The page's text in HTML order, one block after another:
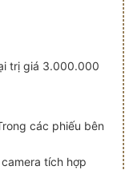
trị giá 3.000.000
các phiếu bên
tích hợp